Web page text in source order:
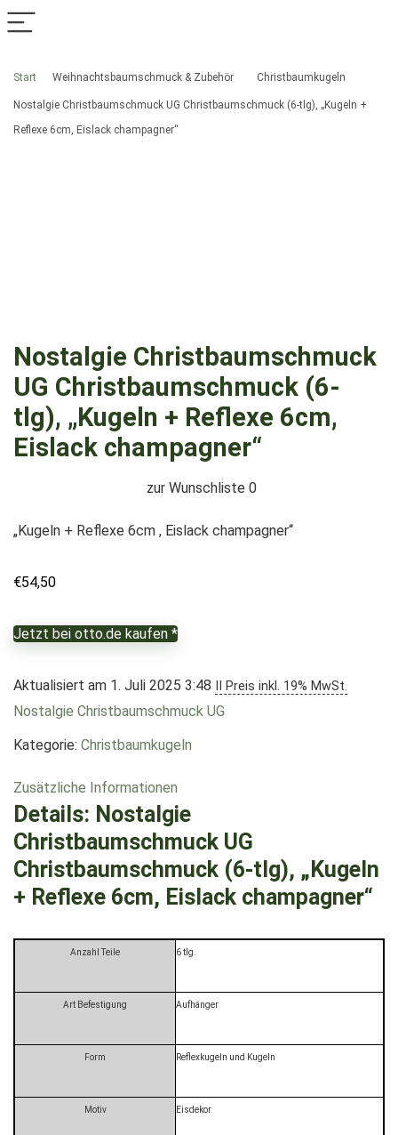
Start Weihnachtsbaumschmuck & Zubehör Christbaumkugeln
Nostalgie Christbaumschmuck UG Christbaumschmuck (6-tlg), „Kugeln +
Reflexe 6cm, Eislack champagner“
Nostalgie Christbaumschmuck
UG Christbaumschmuck (6-
tlg), „Kugeln + Reflexe 6cm,
Eislack champagner“
zur Wunschliste 0
„Kugeln + Reflexe 6cm , Eislack champagner“
€54,50
Jetzt bei otto.de kaufen *
Aktualisiert am 1. Juli 2025 3:48 II Preis inkl. 19% MwSt.
Nostalgie Christbaumschmuck UG
Kategorie: Christbaumkugeln
Zusätzliche Informationen
Details: Nostalgie
Christbaumschmuck UG
Christbaumschmuck (6-tlg), „Kugeln
+ Reflexe 6cm, Eislack champagner“
Anzahl Teile 6 tlg.
Art Befestigung Aufhänger
Form Reflexkugeln und Kugeln
Motiv Eisdekor